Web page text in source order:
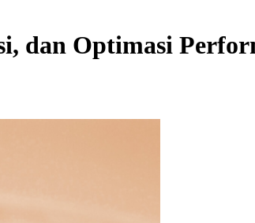
dan Optimasi